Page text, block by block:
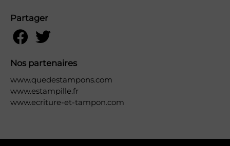
Partager
Nos partenaires
www.quedestampons.com
www.estampille.fr
www.ecriture-et-tampon.com